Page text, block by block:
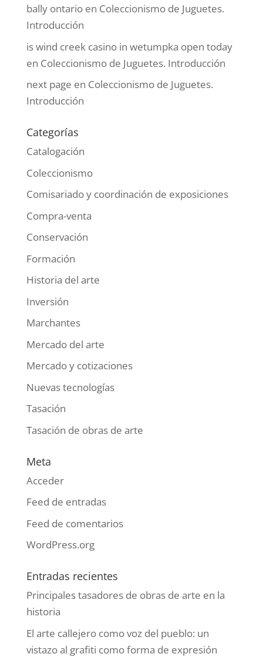
bally ontarioen Coleccionismo de Juguetes.
Introducción
is wind creek casino in wetumpka open today
en Coleccionismo de Juguetes. Introducción
next page en Coleccionismo de Juguetes.
Introducción
Categorías
Catalogación
Coleccionismo
Comisariado y coordinación de exposiciones
Compra-venta
Conservación
Formación
Historia del arte
Inversión
Marchantes
Mercado del arte
Mercado y cotizaciones
Nuevas tecnologías
Tasación
Tasación de obras de arte
Meta
Acceder
Feed de entradas
Feed de comentarios
WordPress.org
Entradas recientes
Principales tasadores de obras de arte en la
historia
El arte callejero como voz del pueblo: un
vistazo al grafiti como forma de expresión